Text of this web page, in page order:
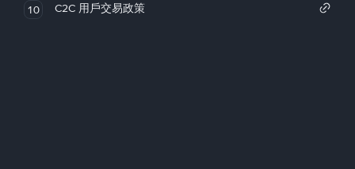
10 C2C 用戶交易政策